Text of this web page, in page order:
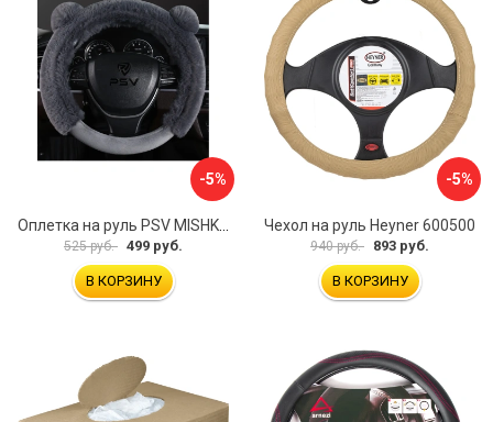
-5%
525 руб. 499 руб.
В КОРЗИНУ
-5%
Чехол на руль Heyner 600500
940 руб. 893 руб.
В КОРЗИНУ